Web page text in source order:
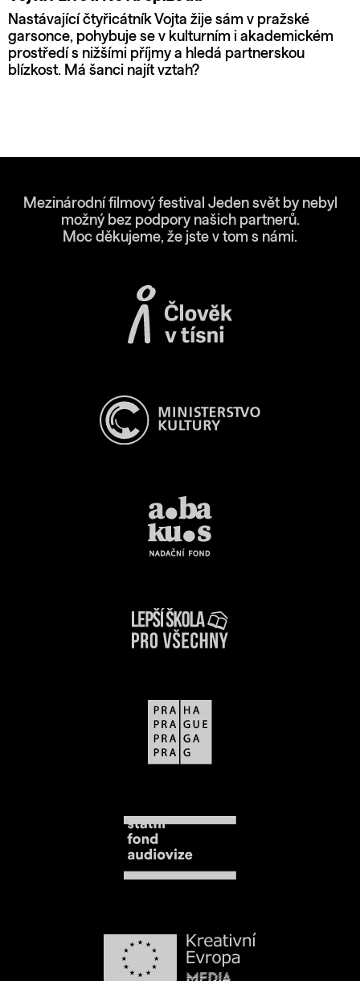
Nastávající čtyřicátník Vojta žije sám v pražské
garsonce, pohybuje se v kulturním i akademickém
prostředí s nižšími příjmy a hledá partnerskou
blízkost. Má šanci najít vztah?
Mezinárodní filmový festival Jeden svět by nebyl
možný bez podpory našich partnerů.
Moc děkujeme, že jste v tom s námi.